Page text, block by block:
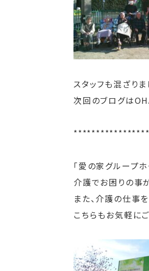
スタッフも混ざりま
次回のブログは
「愛の家グループ
介護でお困りの事
また、介護の仕事
こちらもお気軽に